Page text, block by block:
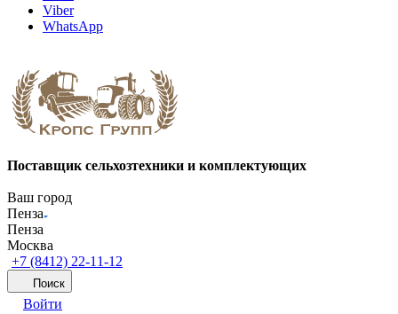
Viber
WhatsApp
Поставщик сельхозтехники и комплектующих
Ваш город
Пенза
Пенза
Москва
+7 (8412) 22-11-12
Поиск
Войти